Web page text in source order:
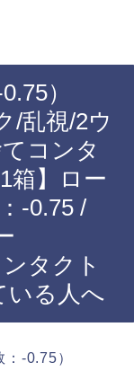
）
/乱視/2ウ
コンタ
箱】ロー
-0.75 /
タクト
いる人へ
-0.75）